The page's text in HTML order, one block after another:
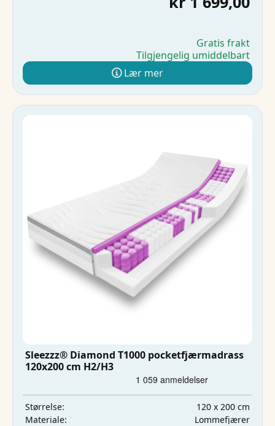
Gratis frakt
Tilgjengelig umiddelbart
Lær mer
Sleezzz® Diamond T1000 pocketfjærmadrass
120x200 cm H2/H3
Størrelse:
120 x 200 cm
Materiale:
Lommefjærer